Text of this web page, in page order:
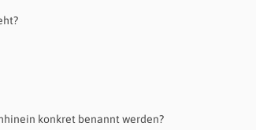
konkret benannt werden?